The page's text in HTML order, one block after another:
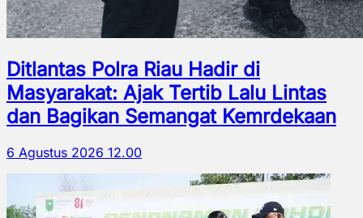
Ditlantas Polra Riau Hadir di
Masyarakat: Ajak Tertib Lalu Lintas
dan Bagikan Semangat Kemrdekaan
6 Agustus 2026 12.00